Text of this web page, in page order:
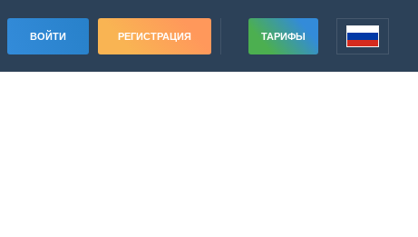
ВОЙТИ РЕГИСТРАЦИЯ ТАРИФЫ